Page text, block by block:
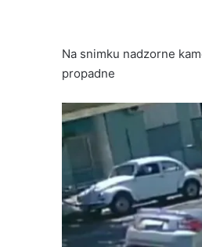
Na snimku nadzorne
propadne